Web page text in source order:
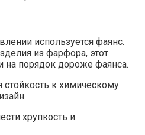
используется фаянс.
из фарфора, этот
на порядок дороже фаянса.
к химическому
хрупкость и